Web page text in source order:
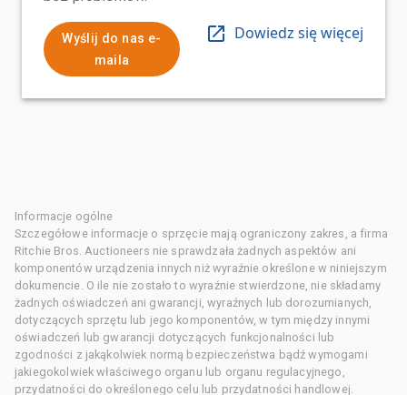
Wyślij do nas e-
maila
Dowiedz się więcej
Informacje ogólne
Szczegółowe informacje o sprzęcie mają ograniczony zakres, a firma
Ritchie Bros. Auctioneers nie sprawdzała żadnych aspektów ani
komponentów urządzenia innych niż wyraźnie określone w niniejszym
dokumencie. O ile nie zostało to wyraźnie stwierdzone, nie składamy
żadnych oświadczeń ani gwarancji, wyraźnych lub dorozumianych,
dotyczących sprzętu lub jego komponentów, w tym między innymi
oświadczeń lub gwarancji dotyczących funkcjonalności lub
zgodności z jakąkolwiek normą bezpieczeństwa bądź wymogami
jakiegokolwiek właściwego organu lub organu regulacyjnego,
przydatności do określonego celu lub przydatności handlowej.